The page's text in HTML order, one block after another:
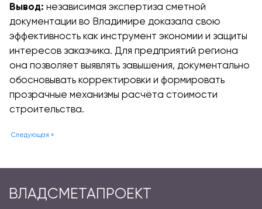
Вывод: независимая экспертиза сметной
документации во Владимире доказала свою
эффективность как инструмент экономии и защиты
интересов заказчика. Для предприятий региона
она позволяет выявлять завышения, документально
обосновывать корректировки и формировать
прозрачные механизмы расчёта стоимости
строительства.
Следующая »
ВЛАДСМЕТАПРОЕКТ